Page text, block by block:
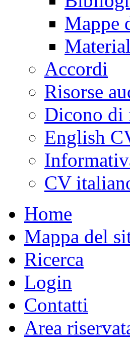
Mappe
Accordi
Risorse
Dicono di
English
CV
Home
Mappa del
Ricerca
Login
Contatti
Area